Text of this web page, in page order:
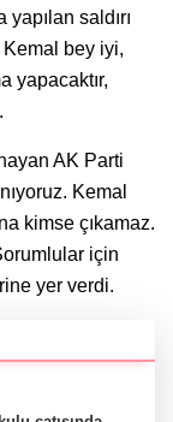
saldırı
bey iyi,
yapacaktır,
AK Parti
Kemal
kimse çıkamaz.
için
yer verdi.